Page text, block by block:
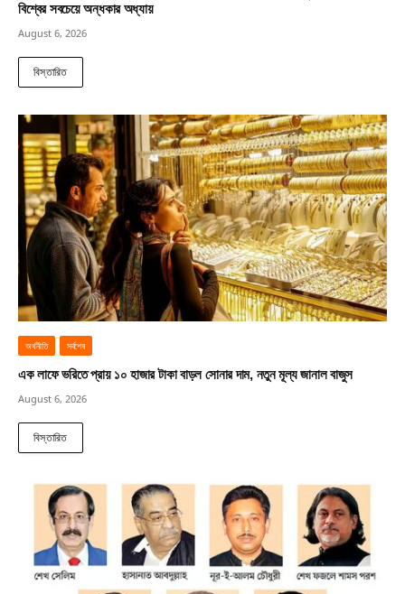
বিশ্বের সবচেয়ে অন্ধকার অধ্যায়
August 6, 2026
বিস্তারিত
অর্থনীতি সর্বশেষ
এক লাফে ভরিতে প্রায় ১০ হাজার টাকা বাড়ল সোনার দাম, নতুন মূল্য জানাল বাজুস
August 6, 2026
বিস্তারিত